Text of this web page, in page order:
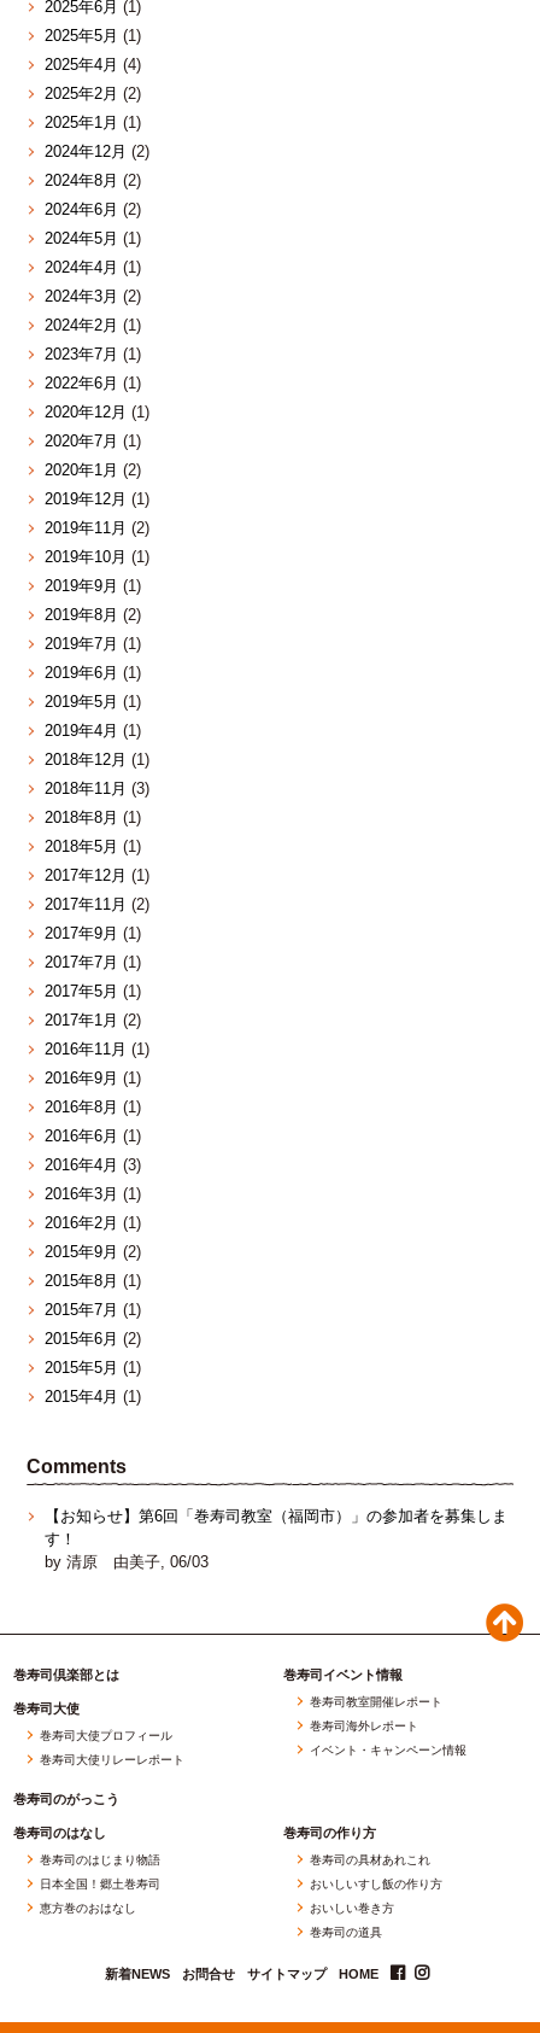
2025年6月 (1)
2025年5月 (1)
2025年4月 (4)
2025年2月 (2)
2025年1月 (1)
2024年12月 (2)
2024年8月 (2)
2024年6月 (2)
2024年5月 (1)
2024年4月 (1)
2024年3月 (2)
2024年2月 (1)
2023年7月 (1)
2022年6月 (1)
2020年12月 (1)
2020年7月 (1)
2020年1月 (2)
2019年12月 (1)
2019年11月 (2)
2019年10月 (1)
2019年9月 (1)
2019年8月 (2)
2019年7月 (1)
2019年6月 (1)
2019年5月 (1)
2019年4月 (1)
2018年12月 (1)
2018年11月 (3)
2018年8月 (1)
2018年5月 (1)
2017年12月 (1)
2017年11月 (2)
2017年9月 (1)
2017年7月 (1)
2017年5月 (1)
2017年1月 (2)
2016年11月 (1)
2016年9月 (1)
2016年8月 (1)
2016年6月 (1)
2016年4月 (3)
2016年3月 (1)
2016年2月 (1)
2015年9月 (2)
2015年8月 (1)
2015年7月 (1)
2015年6月 (2)
2015年5月 (1)
2015年4月 (1)
Comments
【お知らせ】第6回「巻寿司教室（福岡市）」の参加者を募集しま
す！
by 清原 由美子, 06/03
巻寿司倶楽部とは
巻寿司大使
巻寿司大使プロフィール
巻寿司大使リレーレポート
巻寿司のがっこう
巻寿司イベント情報
巻寿司教室開催レポート
巻寿司海外レポート
イベント・キャンペーン情報
巻寿司のはなし
巻寿司のはじまり物語
日本全国！郷土巻寿司
恵方巻のおはなし
巻寿司の作り方
巻寿司の具材あれこれ
おいしいすし飯の作り方
おいしい巻き方
巻寿司の道具
新着NEWS お問合せ サイトマップ HOME